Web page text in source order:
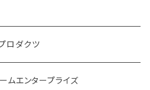
ロダクツ
ムエンタープライズ